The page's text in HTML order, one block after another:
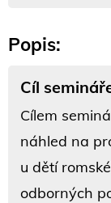
Popis:
Cíl
Cílem
náhled na
u dětí
odborných